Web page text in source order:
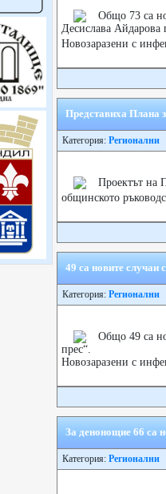
Общо 73 са
Десислава
Новозаразени с
Представиха Плана
Категория: Регионални
Проектът на
общинското
49 са новите случаи
Категория: Регионални
Общо 49 са
прес“.
Новозаразени с
За денонощие 66 са
Категория: Регионални